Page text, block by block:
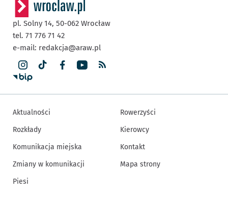
pl. Solny 14, 50-062 Wrocław
tel. 71 776 71 42
e-mail: redakcja@araw.pl
Aktualności
Rozkłady
Komunikacja miejska
Zmiany w komunikacji
Piesi
Rowerzyści
Kierowcy
Kontakt
Mapa strony